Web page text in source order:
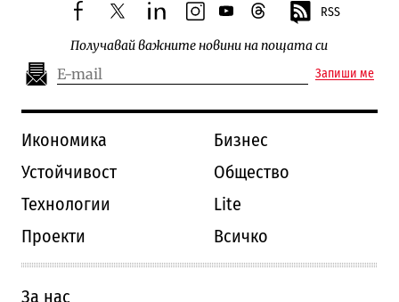
facebooktwitterlinkedininstagram
youtubethreads RSS
Получавай важните новини на пощата си
Запиши ме
Икономика
Бизнес
Устойчивост
Общество
Технологии
Lite
Проекти
Всичко
За нас